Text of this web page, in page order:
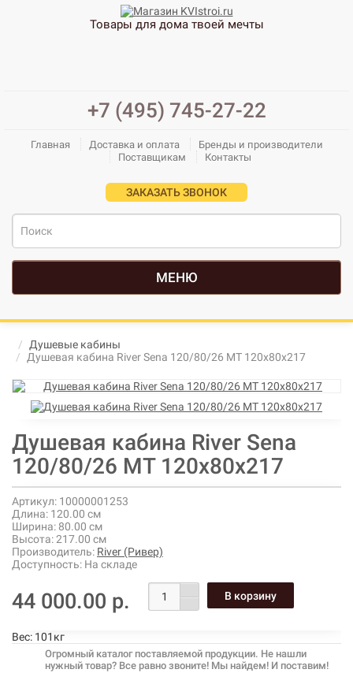
Товары для дома твоей мечты
+7 (495) 745-27-22
Главная Доставка и оплата
Бренды и производители
Поставщикам
Контакты
ЗАКАЗАТЬ ЗВОНОК
МЕНЮ
Душевые кабины
Душевая кабина River Sena 120/80/26 МТ 120х80х217
Душевая кабина River Sena
120/80/26 МТ 120х80х217
Артикул: 10000001253
Длина: 120.00 см
Ширина: 80.00 см
Высота:217.00 см
Производитель: River (Ривер)
Доступность: На складе
44 000.00 р.
Вес: 101кг
Огромный каталог поставляемой продукции. Не нашли
нужный товар? Все равно звоните! Мы найдем! И поставим!